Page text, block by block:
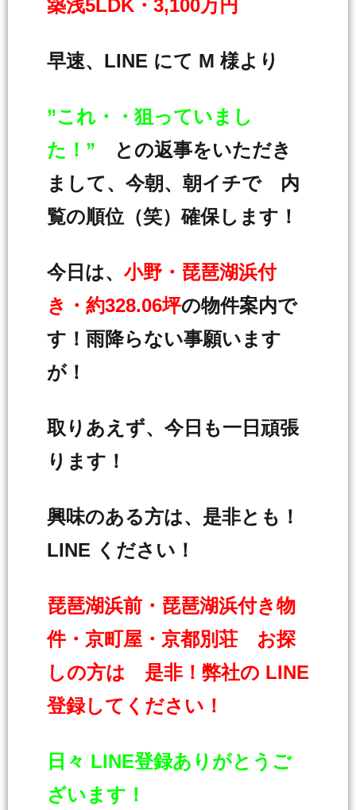
築浅5LDK・3,100万円
早速、LINE にて M 様より
”これ・・狙っていまし
た！” との返事をいただき
まして、今朝、朝イチで 内
覧の順位（笑）確保します！
今日は、 小野・琵琶湖浜付
き・約328.06坪の物件案内で
す！雨降らない事願います
が！
取りあえず、今日も一日頑張
ります！
興味のある方は、是非とも！
LINE ください！
琵琶湖浜前・琵琶湖浜付き物
件・京町屋・京都別荘 お探
しの方は 是非！弊社の LINE
登録してください！
日々 LINE登録ありがとうご
ざいます！